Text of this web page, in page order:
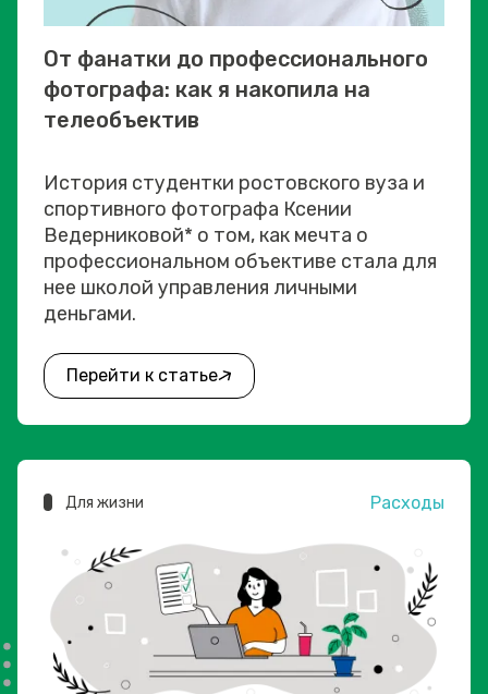
От фанатки до профессионального
фотографа: как я накопила на
телеобъектив
История студентки ростовского вуза и
спортивного фотографа Ксении
Ведерниковой* о том, как мечта о
профессиональном объективе стала для
нее школой управления личными
деньгами.
Перейти к статье
Для жизни Расходы